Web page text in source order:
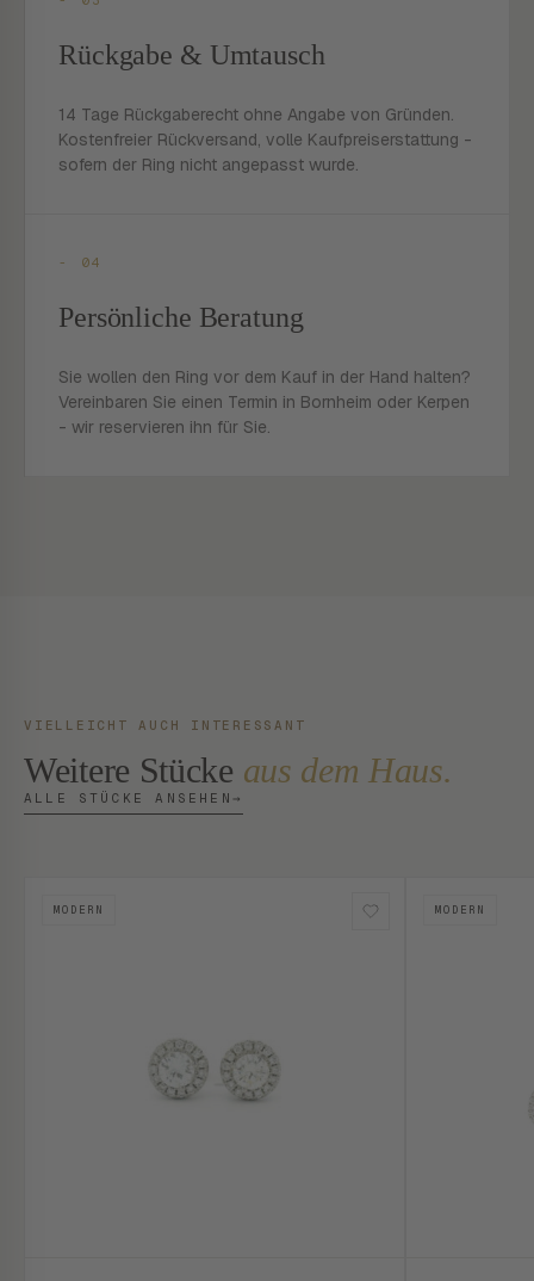
Rückgabe & Umtausch
14 Tage Rückgaberecht ohne Angabe von Gründen.
Kostenfreier Rückversand, volle Kaufpreiserstattung -
sofern der Ring nicht angepasst wurde.
- 04
Persönliche Beratung
Sie wollen den Ring vor dem Kauf in der Hand halten?
Vereinbaren Sie einen Termin in Bornheim oder Kerpen
- wir reservieren ihn für Sie.
VIELLEICHT AUCH INTERESSANT
Weitere Stücke aus dem Haus.
ALLE STÜCKE ANSEHEN →
MODERN MODERN